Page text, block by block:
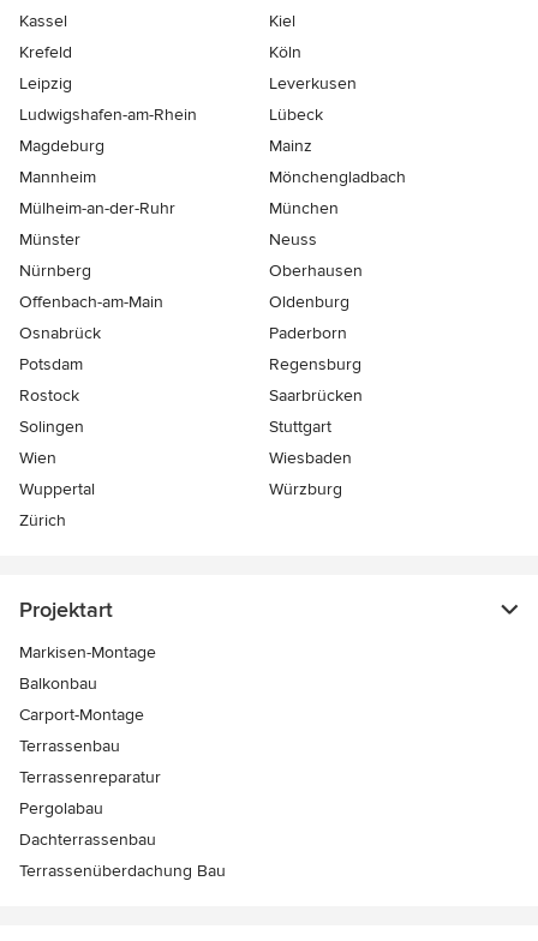
Kassel
Kiel
Krefeld
Köln
Leipzig
Leverkusen
Ludwigshafen-am-Rhein
Lübeck
Magdeburg
Mainz
Mannheim
Mönchen­gladbach
Mülheim-an-der-Ruhr
München
Münster
Neuss
Nürnberg
Oberhausen
Offenbach-am-Main
Oldenburg
Osnabrück
Paderborn
Potsdam
Regensburg
Rostock
Saarbrücken
Solingen
Stuttgart
Wien
Wiesbaden
Wuppertal
Würzburg
Zürich
Projektart
Markisen-Montage
Balkonbau
Carport-Montage
Terrassenbau
Terrassenreparatur
Pergolabau
Dachterrassenbau
Terrassenüberdachung Bau